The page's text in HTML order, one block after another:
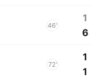
46'
1
6
72'
1
1